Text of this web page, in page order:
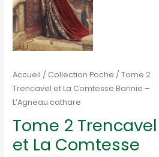
Accueil / Collection Poche / Tome 2
Trencavel et La Comtesse Bannie –
L’Agneau cathare
Tome 2 Trencavel
et La Comtesse